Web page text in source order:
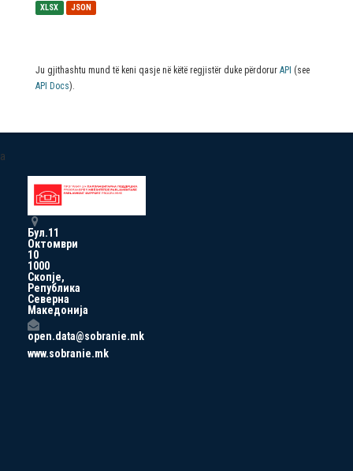
XLSX JSON
Ju gjithashtu mund të keni qasje në këtë regjistër duke përdorur API (see
API Docs).
a
Бул.11
Октомври
10
1000
Скопје,
Република
Северна
Македонија
open.data@sobranie.mk
www.sobranie.mk